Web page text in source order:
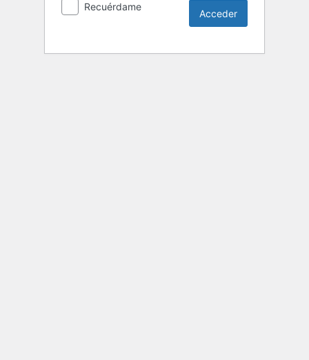
Recuérdame